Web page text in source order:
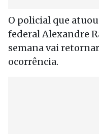
O policial que
federal Alexandre
semana vai
ocorrência.